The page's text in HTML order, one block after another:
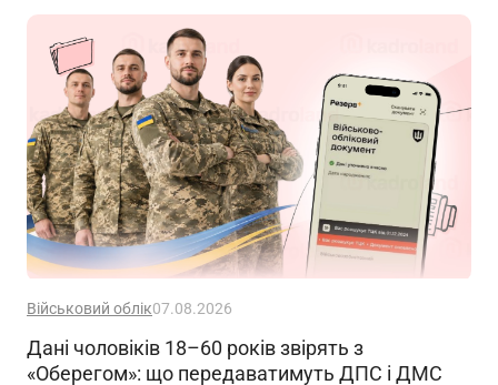
Військовий облік07.08.2026
Дані чоловіків 18–60 років звірять з
«Оберегом»: що передаватимуть ДПС і ДМС